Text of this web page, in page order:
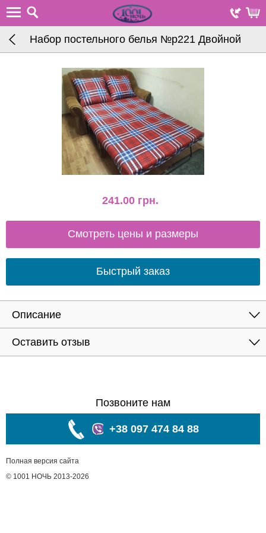
Набор постельного белья №р221 Двойной
241.00 грн.
Смотреть цены и размеры
Быстрый заказ
Описание
Оставить отзыв
Позвоните нам
+38 097 474 84 88
Полная версия сайта
© 1001 НОЧЬ 2013-2026